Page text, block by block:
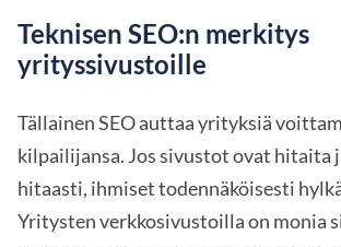
Teknisen SEO:n merkitys
yrityssivustoille
Tällainen SEO auttaa yrityksiä
kilpailijansa. Jos sivustot ovat hitaita
hitaasti, ihmiset todennäköisesti
Yritysten verkkosivustoilla on monia